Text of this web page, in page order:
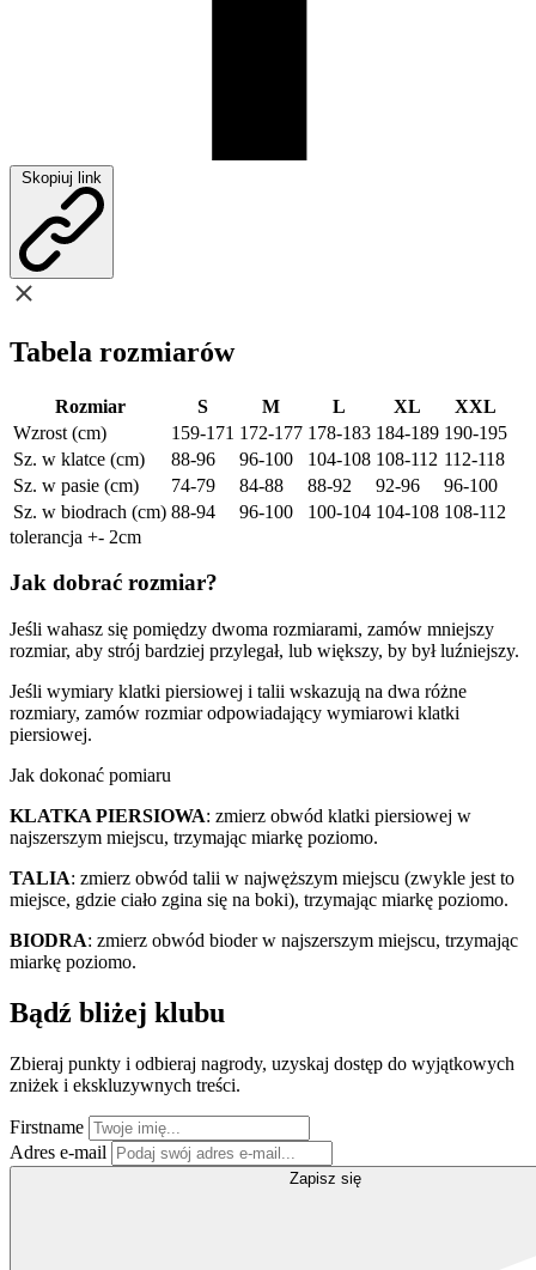
Skopiuj link
Tabela rozmiarów
Rozmiar S M L XL
XXL
Wzrost (cm)
159-171 172-177 178-183 184-189 190-195
Sz. w klatce (cm)
88-96 96-100 104-108 108-112 112-118
Sz. w pasie (cm)
74-79 84-88 88-92 92-96
96-100
Sz. w biodrach (cm) 88-94 96-100 100-104 104-108 108-112
tolerancja +- 2cm
Jak dobrać rozmiar?
Jeśli wahasz się pomiędzy dwoma rozmiarami, zamów mniejszy
rozmiar, aby strój bardziej przylegał, lub większy, by był luźniejszy.
Jeśli wymiary klatki piersiowej i talii wskazują na dwa różne
rozmiary, zamów rozmiar odpowiadający wymiarowi klatki
piersiowej.
Jak dokonać pomiaru
KLATKA PIERSIOWA: zmierz obwód klatki piersiowej w
najszerszym miejscu, trzymając miarkę poziomo.
TALIA: zmierz obwód talii w najwęższym miejscu (zwykle jest to
miejsce, gdzie ciało zgina się na boki), trzymając miarkę poziomo.
BIODRA: zmierz obwód bioder w najszerszym miejscu, trzymając
miarkę poziomo.
Bądź bliżej klubu
Zbieraj punkty i odbieraj nagrody, uzyskaj dostęp do wyjątkowych
zniżek i ekskluzywnych treści.
Firstname
Adres e-mail
Zapisz się